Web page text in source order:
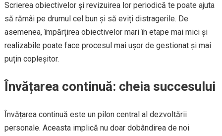
Scrierea obiectivelor și revizuirea lor periodică te poate ajuta
să rămâi pe drumul cel bun și să eviți distragerile. De
asemenea, împărțirea obiectivelor mari în etape mai mici și
realizabile poate face procesul mai ușor de gestionat și mai
puțin copleșitor.
Învățarea continuă: cheia succesului
Învățarea continuă este un pilon central al dezvoltării
personale. Aceasta implică nu doar dobândirea de noi